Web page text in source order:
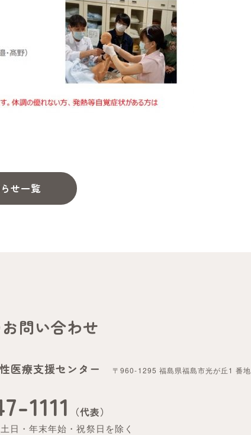
せ一覧
問い合わせ
医療支援センター 〒960-1295 福島県福島市光が丘1 番地
1111 （代表）
日・年末年始・祝祭日を除く